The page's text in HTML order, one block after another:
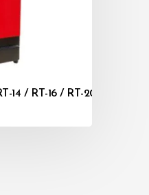
14 / RT-16 / RT-20